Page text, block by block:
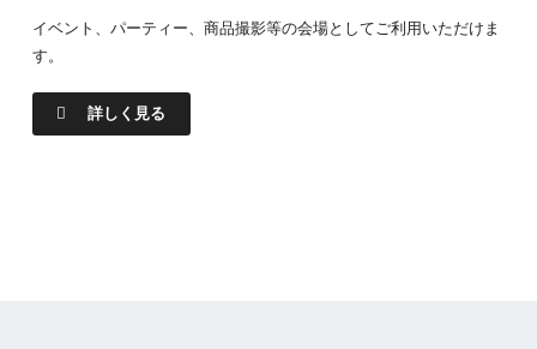
イベント、パーティー、商品撮影等の会場としてご利用いただけま
す。
詳しく見る